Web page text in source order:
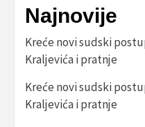
Najnovije
Kreće novi sudski
Kraljevića i pratnje
Kreće novi sudski
Kraljevića i pratnje